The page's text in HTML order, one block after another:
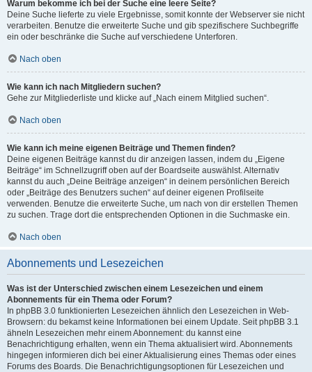
Warum bekomme ich bei der Suche eine leere Seite?
Deine Suche lieferte zu viele Ergebnisse, somit konnte der Webserver sie nicht
verarbeiten. Benutze die erweiterte Suche und gib spezifischere Suchbegriffe
ein oder beschränke die Suche auf verschiedene Unterforen.
Nach oben
Wie kann ich nach Mitgliedern suchen?
Gehe zur Mitgliederliste und klicke auf „Nach einem Mitglied suchen“.
Nach oben
Wie kann ich meine eigenen Beiträge und Themen finden?
Deine eigenen Beiträge kannst du dir anzeigen lassen, indem du „Eigene
Beiträge“ im Schnellzugriff oben auf der Boardseite auswählst. Alternativ
kannst du auch „Deine Beiträge anzeigen“ in deinem persönlichen Bereich
oder „Beiträge des Benutzers suchen“ auf deiner eigenen Profilseite
verwenden. Benutze die erweiterte Suche, um nach von dir erstellen Themen
zu suchen. Trage dort die entsprechenden Optionen in die Suchmaske ein.
Nach oben
Abonnements und Lesezeichen
Was ist der Unterschied zwischen einem Lesezeichen und einem
Abonnements für ein Thema oder Forum?
In phpBB 3.0 funktionierten Lesezeichen ähnlich den Lesezeichen in Web-
Browsern: du bekamst keine Informationen bei einem Update. Seit phpBB 3.1
ähneln Lesezeichen mehr einem Abonnement: du kannst eine
Benachrichtigung erhalten, wenn ein Thema aktualisiert wird. Abonnements
hingegen informieren dich bei einer Aktualisierung eines Themas oder eines
Forums des Boards. Die Benachrichtigungsoptionen für Lesezeichen und